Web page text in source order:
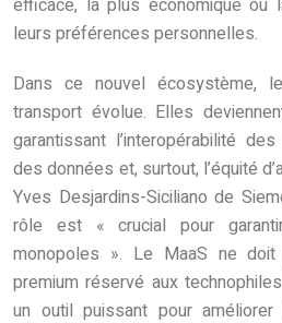
efficace, la plus économique ou
leurs préférences personnelles.
Dans ce nouvel écosystème,
transport évolue. Elles
garantissant l’interopérabilité
des données et, surtout, l’équité
Yves Desjardins-Siciliano de
rôle est « crucial pour
monopoles ». Le MaaS ne
premium réservé aux
un outil puissant pour